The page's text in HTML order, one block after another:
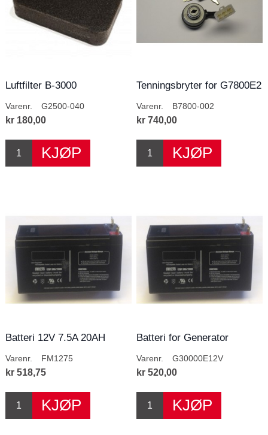
Luftfilter B-3000
Varenr. G2500-040
kr 180,00
Tenningsbryter for G7800E2
Varenr. B7800-002
kr 740,00
Batteri 12V 7.5A 20AH
Varenr. FM1275
kr 518,75
Batteri for Generator
Varenr. G30000E12V
kr 520,00